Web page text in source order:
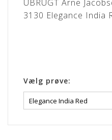
UBRUGT Arne
3130 Elegance India
Vælg prøve: